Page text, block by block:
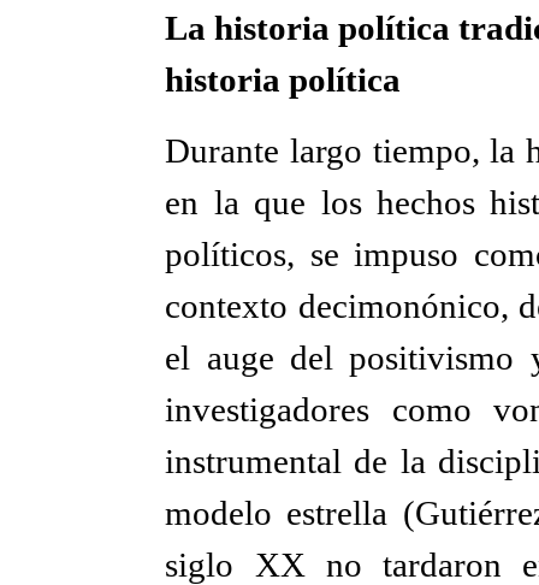
La historia política
historia política
Durante largo tiempo, la
en la que los hechos
políticos, se impuso
contexto decimonónico,
el auge del positivismo
investigadores como
instrumental de la
modelo estrella
siglo XX no tardaron